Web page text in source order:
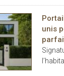
de vie
des
unis